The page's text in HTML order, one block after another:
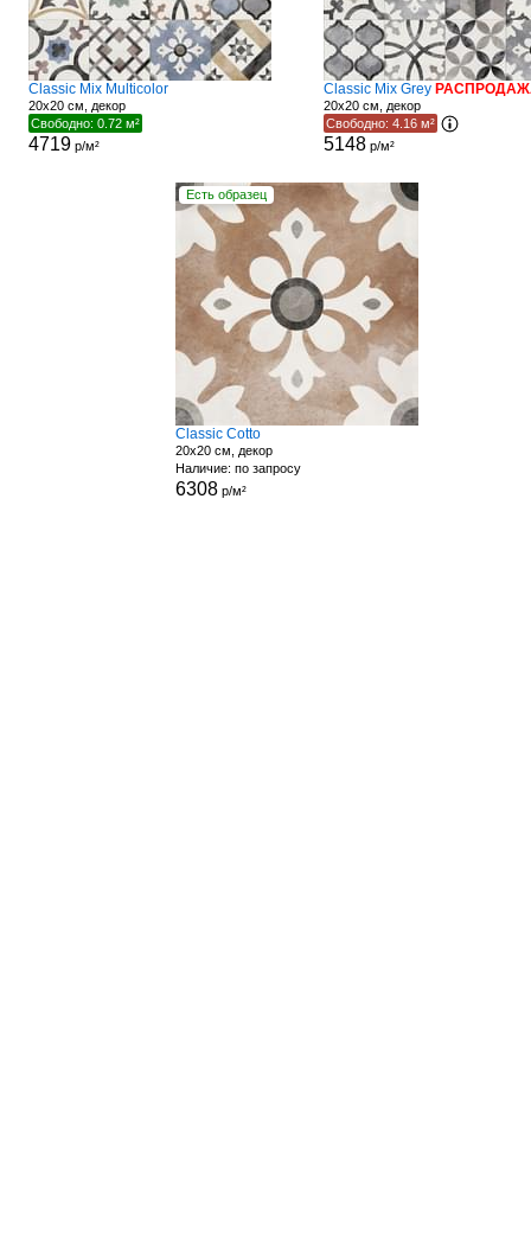
Classic Mix Multicolor
20x20 см, декор
Свободно: 0.72 м²
4719р/м²
Classic Mix Grey
20x20 см, декор
Свободно: 4.16 м²
5148р/м²
Есть образец
Classic Cotto
20x20 см, декор
Наличие: по запросу
6308 р/м²